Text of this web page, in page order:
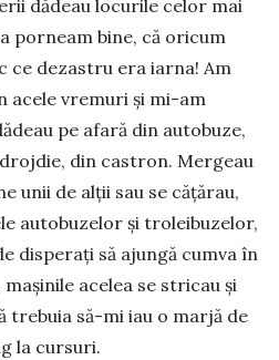
dădeau locurile celor mai
por­neam bine, că oricum
ce dezastru era iarna! Am
acele vremuri și mi-am
pe afară din autobuze,
din castron. Mergeau
unii de alții sau se cățărau,
autobuzelor și troleibuzelor,
disperați să ajungă cumva în
acelea se stricau și
trebuia să-mi iau o marjă de
la cursuri.